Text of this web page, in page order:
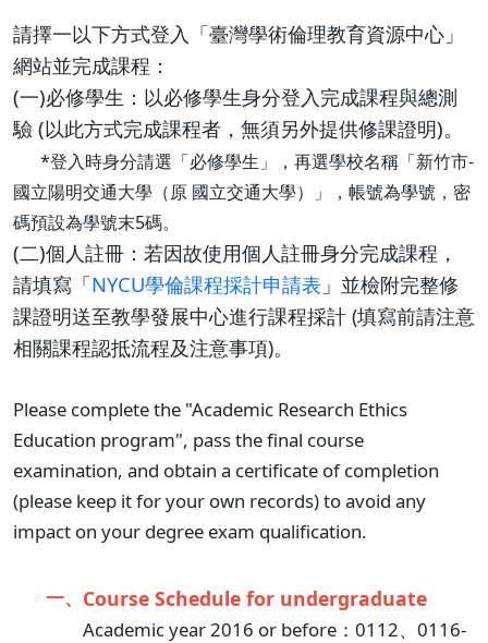
請擇一以下方式登入「臺灣學術倫理教育資源中心」
網站並完成課程：
(一)必修學生：以必修學生身分登入完成課程與總測
驗 (以此方式完成課程者，無須另外提供修課證明)。
*登入時身分請選「必修學生」，再選學校名稱「新竹市-
國立陽明交通大學（原 國立交通大學）」，帳號為學號，密
碼預設為學號末5碼。
(二)個人註冊：若因故使用個人註冊身分完成課程，
請填寫「NYCU學倫課程採計申請表 」並檢附完整修
課證明送至教學發展中心進行課程採計 (填寫前請注意
相關課程認抵流程及注意事項)。
Please complete the "Academic Research Ethics
Education program", pass the final course
examination, and obtain a certificate of completion
(please keep it for your own records) to avoid any
impact on your degree exam qualification.
一、 Course Schedule for undergraduate
Academic year 2016 or before：0112、0116-